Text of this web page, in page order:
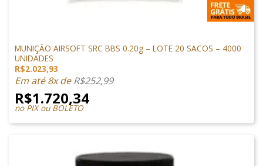
MUNIÇÃO AIRSOFT SRC BBS 0.20g – LOTE 20 SACOS – 4000
UNIDADES
R$2.023,93
Em até 8x deR$252,99
R$1.720,34
no PIX ou BOLETO